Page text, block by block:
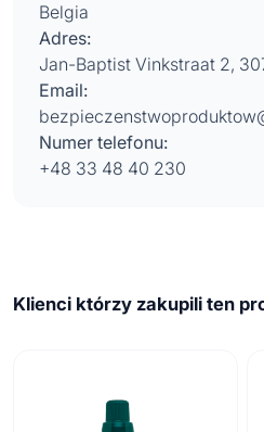
Belgia
Adres:
Jan-Baptist Vinkstraat 2,
Email:
Numer telefonu:
+48 33 48 40 230
Klienci którzy zakupili ten